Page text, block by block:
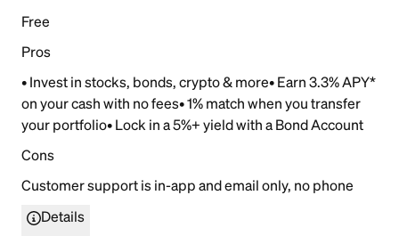
Free
Pros
• Invest in stocks, bonds, crypto & more• Earn 3.3% APY*
on your cash with no fees• 1% match when you transfer
your portfolio• Lock in a 5%+ yield with a Bond Account
Cons
Customer support is in-app and email only, no phone
Details